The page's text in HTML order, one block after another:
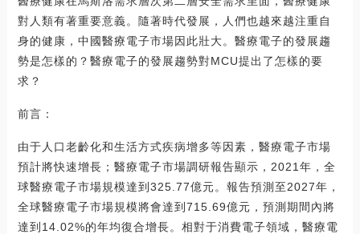
對人類有著重要意義。隨著時代發展，人們也越來越注重自
身的健康，中國醫療電子市場因此壯大。醫療電子的發展趨
勢是怎樣的？醫療電子的發展趨勢對MCU提出了怎樣的要
求？
前言：
由于人口老齡化和生活方式疾病增多等因素，醫療電子市場
預計將快速增長；醫療電子市場調研報告顯示，2021年，全
球醫療電子市場規模達到325.77億元。報告預測至2027年，
全球醫療電子市場規模將會達到715.69億元，預測期間內將
達到14.02%的年均復合增長。相對于消費電子領域，醫療電